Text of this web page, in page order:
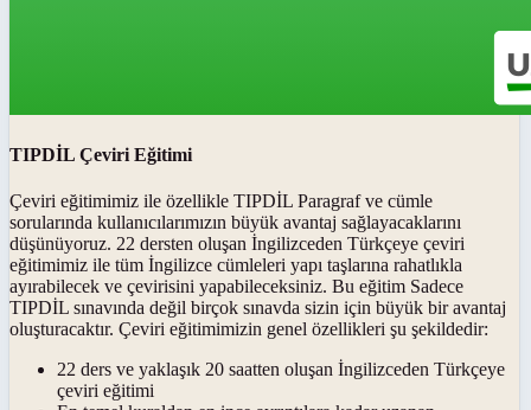
TIPDİL Çeviri Eğitimi
Çeviri eğitimimiz ile özellikle TIPDİL Paragraf ve cümle
sorularında kullanıcılarımızın büyük avantaj sağlayacaklarını
düşünüyoruz. 22 dersten oluşan İngilizceden Türkçeye çeviri
eğitimimiz ile tüm İngilizce cümleleri yapı taşlarına rahatlıkla
ayırabilecek ve çevirisini yapabileceksiniz. Bu eğitim Sadece
TIPDİL sınavında değil birçok sınavda sizin için büyük bir avantaj
oluşturacaktır. Çeviri eğitimimizin genel özellikleri şu şekildedir:
22 ders ve yaklaşık 20 saatten oluşan İngilizceden Türkçeye
çeviri eğitimi